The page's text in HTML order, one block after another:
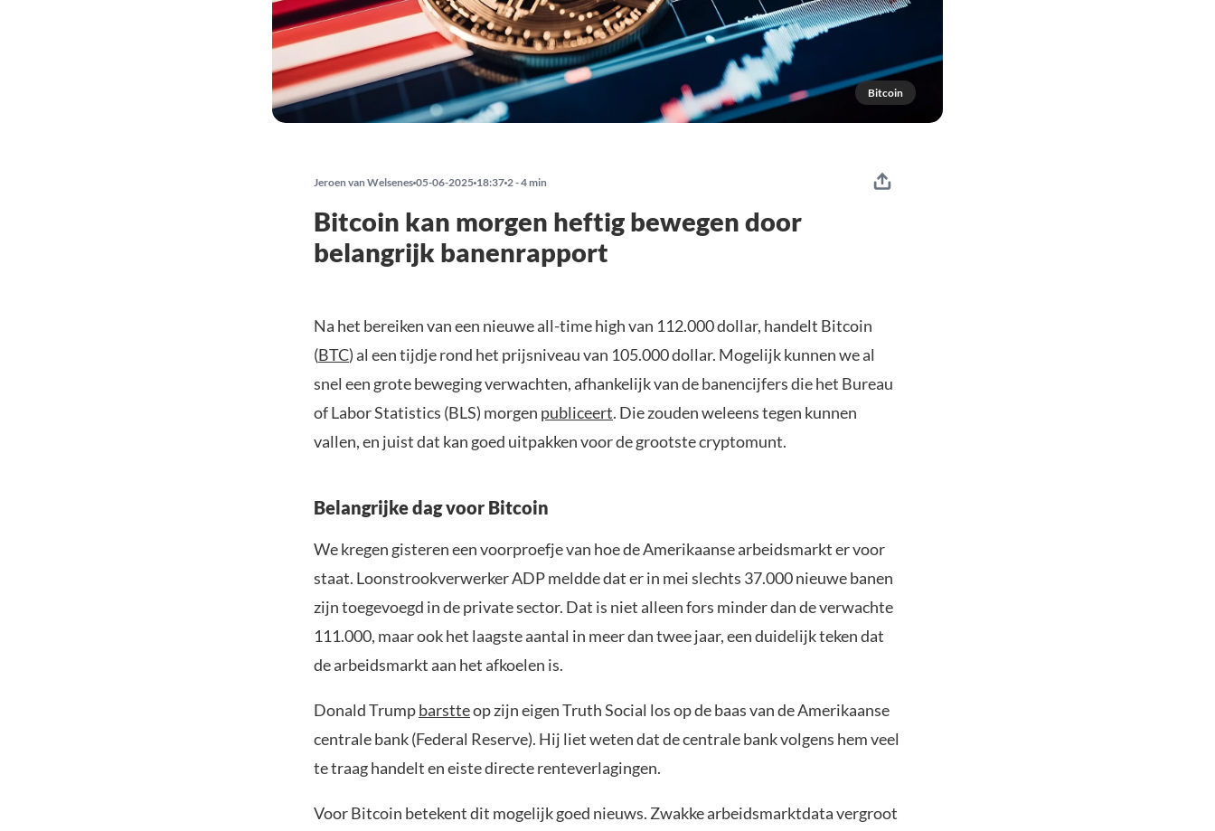
Bitcoin
Jeroen van Welsenes 05-06-2025 18:37 2 - 4 min
Bitcoin kan morgen heftig bewegen door
belangrijk banenrapport
Na het bereiken van een nieuwe all-time high van 112.000 dollar, handelt Bitcoin
(BTC) al een tijdje rond het prijsniveau van 105.000 dollar. Mogelijk kunnen we al
snel een grote beweging verwachten, afhankelijk van de banencijfers die het Bureau
of Labor Statistics (BLS) morgen publiceert. Die zouden weleens tegen kunnen
vallen, en juist dat kan goed uitpakken voor de grootste cryptomunt.
Belangrijke dag voor Bitcoin
We kregen gisteren een voorproefje van hoe de Amerikaanse arbeidsmarkt er voor
staat. Loonstrookverwerker ADP meldde dat er in mei slechts 37.000 nieuwe banen
zijn toegevoegd in de private sector. Dat is niet alleen fors minder dan de verwachte
111.000, maar ook het laagste aantal in meer dan twee jaar, een duidelijk teken dat
de arbeidsmarkt aan het afkoelen is.
Donald Trumpbarstteop zijn eigen Truth Social los op de baas van de Amerikaanse
centrale bank (Federal Reserve). Hij liet weten dat de centrale bank volgens hem veel
te traag handelt en eiste directe renteverlagingen.
Voor Bitcoin betekent dit mogelijk goed nieuws. Zwakke arbeidsmarktdata vergroot